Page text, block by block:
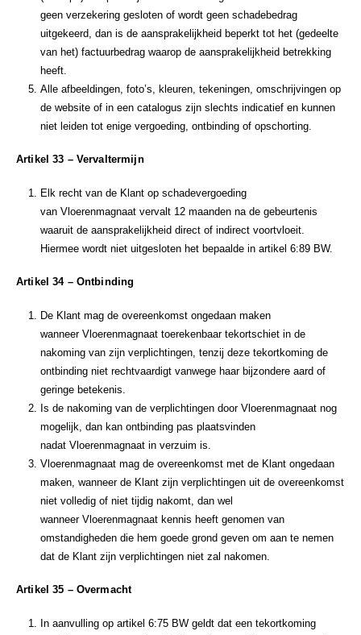
geen verzekering gesloten of wordt geen schadebedrag
uitgekeerd, dan is de aansprakelijkheid beperkt tot het (gedeelte
van het) factuurbedrag waarop de aansprakelijkheid betrekking
heeft.
Alle afbeeldingen, foto’s, kleuren, tekeningen, omschrijvingen op
de website of in een catalogus zijn slechts indicatief en kunnen
niet leiden tot enige vergoeding, ontbinding of opschorting.
Artikel 33 – Vervaltermijn
Elk recht van de Klant op schadevergoeding
van Vloerenmagnaat vervalt 12 maanden na de gebeurtenis
waaruit de aansprakelijkheid direct of indirect voortvloeit.
Hiermee wordt niet uitgesloten het bepaalde in artikel 6:89 BW.
Artikel 34 – Ontbinding
De Klant mag de overeenkomst ongedaan maken
wanneer Vloerenmagnaat toerekenbaar tekortschiet in de
nakoming van zijn verplichtingen, tenzij deze tekortkoming de
ontbinding niet rechtvaardigt vanwege haar bijzondere aard of
geringe betekenis.
Is de nakoming van de verplichtingen door Vloerenmagnaat nog
mogelijk, dan kan ontbinding pas plaatsvinden
nadat Vloerenmagnaat in verzuim is.
Vloerenmagnaat mag de overeenkomst met de Klant ongedaan
maken, wanneer de Klant zijn verplichtingen uit de overeenkomst
niet volledig of niet tijdig nakomt, dan wel
wanneer Vloerenmagnaat kennis heeft genomen van
omstandigheden die hem goede grond geven om aan te nemen
dat de Klant zijn verplichtingen niet zal nakomen.
Artikel 35 – Overmacht
In aanvulling op artikel 6:75 BW geldt dat een tekortkoming